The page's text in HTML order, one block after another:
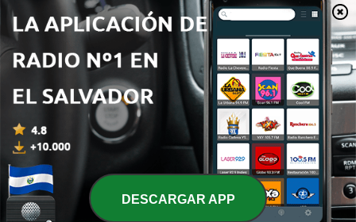
Business English from All
Ears English
Conversas do Casal by
Que Rico Casal
DESCARGAR APP